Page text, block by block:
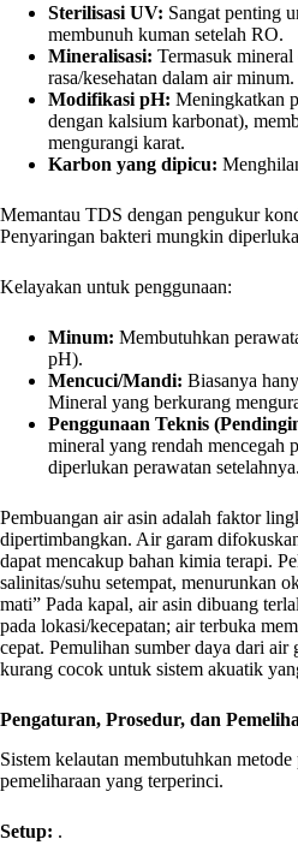
Sterilisasi UV: Sangat penting
membunuh kuman setelah RO.
Mineralisasi: Termasuk
rasa/kesehatan dalam air minum.
Modifikasi pH: Meningkatkan
dengan kalsium karbonat),
mengurangi karat.
Karbon yang dipicu:
Memantau TDS dengan pengukur
Penyaringan bakteri mungkin
Kelayakan untuk penggunaan:
Minum: Membutuhkan
pH).
Mencuci/Mandi: Biasanya
Mineral yang berkurang
Penggunaan Teknis
mineral yang rendah mencegah
diperlukan perawatan setelahnya.
Pembuangan air asin adalah faktor
dipertimbangkan. Air garam
dapat mencakup bahan kimia terapi.
salinitas/suhu setempat, menurunkan
mati” Pada kapal, air asin dibuang
pada lokasi/kecepatan; air terbuka
cepat. Pemulihan sumber daya dari air
kurang cocok untuk sistem akuatik
Pengaturan, Prosedur, dan
Sistem kelautan membutuhkan metode
pemeliharaan yang terperinci.
Setup: .